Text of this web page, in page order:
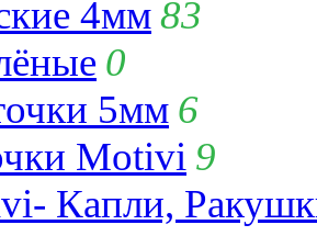
4мм83
0
5мм 6
Motivi 9
Капли,